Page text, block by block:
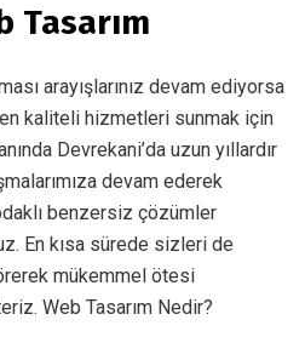
Tasarım
arayışlarınız devam ediyorsa
kaliteli hizmetleri sunmak için
Devrekani’da uzun yıllardır
devam ederek
benzersiz çözümler
En kısa sürede sizleri de
mükemmel ötesi
Web Tasarım Nedir?